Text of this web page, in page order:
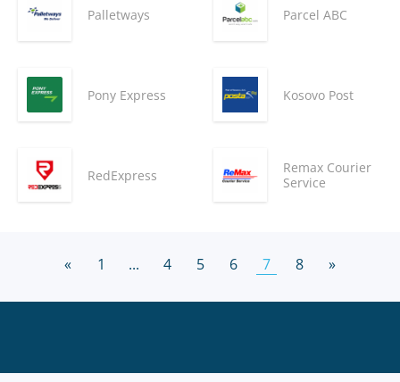
Palletways Parcel ABC
Pony Express Kosovo Post
RedExpress
Remax Courier
Service
« 1 ... 4 5 6 7 8 »